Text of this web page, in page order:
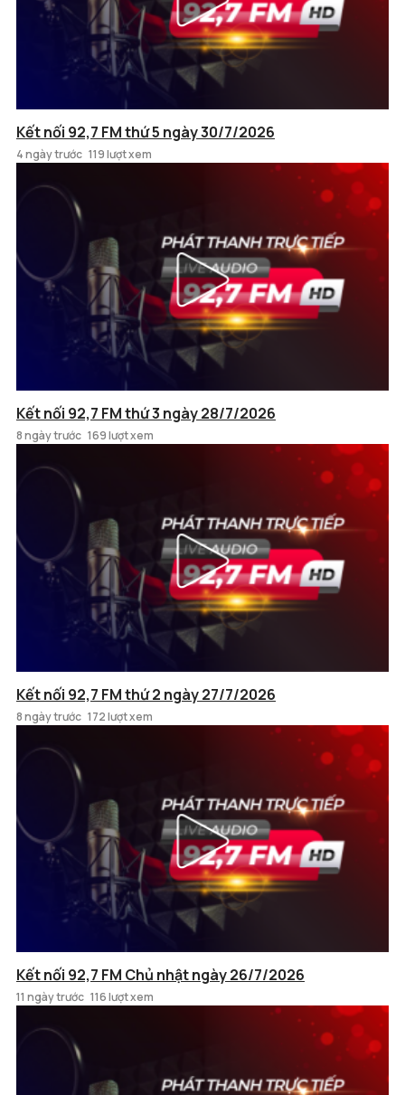
Kết nối 92,7 FM thứ 5 ngày 30/7/2026
4 ngày trước 119 lượt xem
Kết nối 92,7 FM thứ 3 ngày 28/7/2026
8 ngày trước 169 lượt xem
Kết nối 92,7 FM thứ 2 ngày 27/7/2026
8 ngày trước 172 lượt xem
Kết nối 92,7 FM Chủ nhật ngày 26/7/2026
11 ngày trước 116 lượt xem